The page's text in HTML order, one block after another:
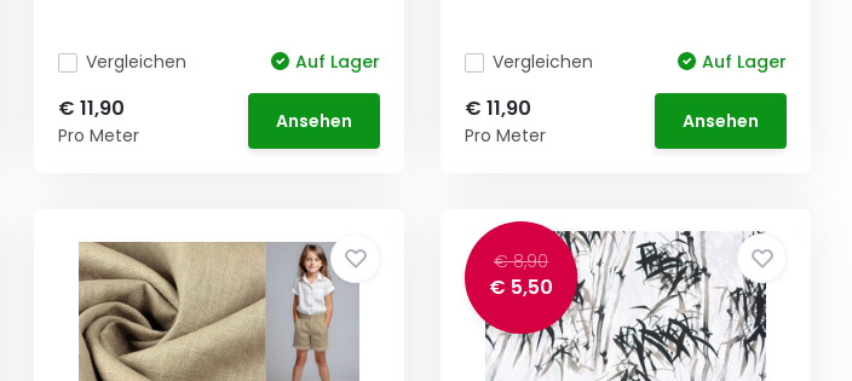
Vergleichen Auf Lager
€ 11,90
Pro Meter
Ansehen
Vergleichen Auf Lager
€ 11,90
Pro Meter
Ansehen
€ 8,90
€ 5,50